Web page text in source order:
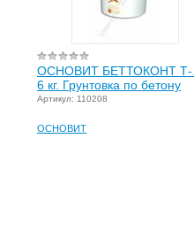
ОСНОВИТ БЕТТОКОНТ Т-
6 кг. Грунтовка по бетону
Артикул: 110208
ОСНОВИТ